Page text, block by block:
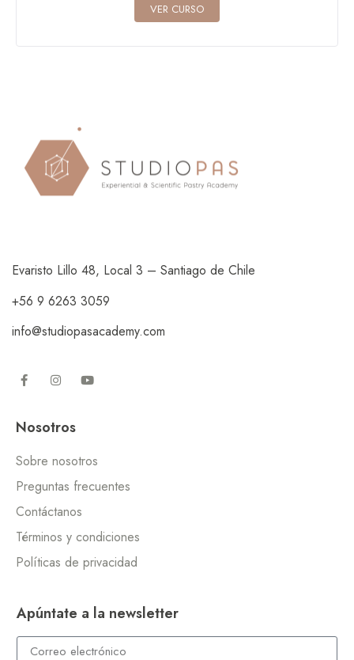
VER CURSO
Evaristo Lillo 48, Local 3 – Santiago de Chile
+56 9 6263 3059
info@studiopasacademy.com
Nosotros
Sobre nosotros
Preguntas frecuentes
Contáctanos
Términos y condiciones
Políticas de privacidad
Apúntate a la newsletter